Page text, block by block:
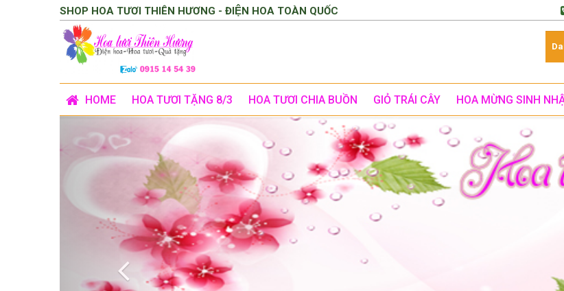
SHOP HOA TƯƠI THIÊN HƯƠNG - ĐIỆN HOA TOÀN QUỐC
HOME HOA TƯƠI TẶNG 8/3 HOA TƯƠI CHIA BUỒN GIỎ TRÁI CÂY HOA MỪNG SINH
Previous